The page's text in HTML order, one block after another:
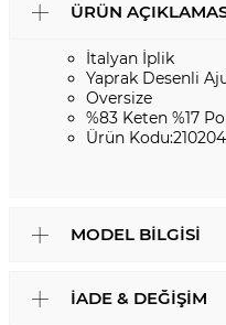
ÜRÜN
İtalyan İplik
Yaprak Desenli
Oversize
%83 Keten %17
Ürün
MODEL BILGISI
İADE & DEĞIŞIM